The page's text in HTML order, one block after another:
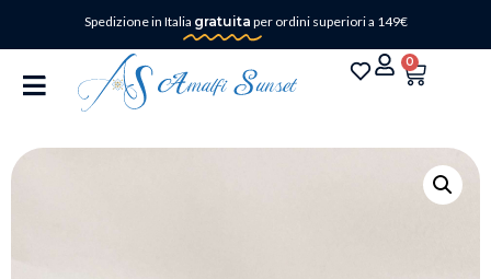
Spedizione in Italia gratuita per ordini superiori a 149€
0